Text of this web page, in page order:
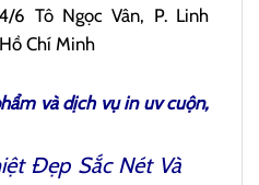
6 Tô Ngọc Vân, P. Linh
Chí Minh
và dịch vụin uv cuộn,
Đẹp Sắc Nét Và